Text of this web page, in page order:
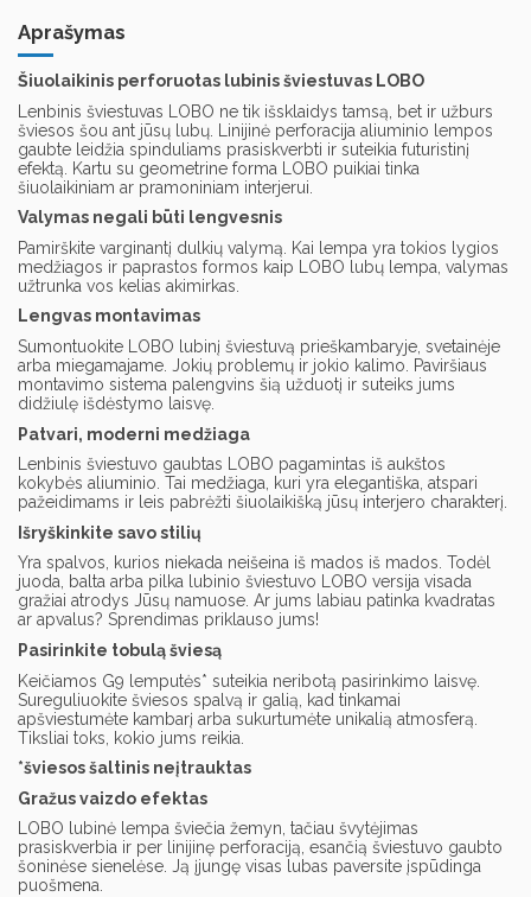
Aprašymas
Šiuolaikinis perforuotas lubinis šviestuvas LOBO
Lenbinis šviestuvas LOBO ne tik išsklaidys tamsą, bet ir užburs
šviesos šou ant jūsų lubų. Linijinė perforacija aliuminio lempos
gaubte leidžia spinduliams prasiskverbti ir suteikia futuristinį
efektą. Kartu su geometrine forma LOBO puikiai tinka
šiuolaikiniam ar pramoniniam interjerui.
Valymas negali būti lengvesnis
Pamirškite varginantį dulkių valymą. Kai lempa yra tokios lygios
medžiagos ir paprastos formos kaip LOBO lubų lempa, valymas
užtrunka vos kelias akimirkas.
Lengvas montavimas
Sumontuokite LOBO lubinį šviestuvą prieškambaryje, svetainėje
arba miegamajame. Jokių problemų ir jokio kalimo. Paviršiaus
montavimo sistema palengvins šią užduotį ir suteiks jums
didžiulę išdėstymo laisvę.
Patvari, moderni medžiaga
Lenbinis šviestuvo gaubtas LOBO pagamintas iš aukštos
kokybės aliuminio. Tai medžiaga, kuri yra elegantiška, atspari
pažeidimams ir leis pabrėžti šiuolaikišką jūsų interjero charakterį.
Išryškinkite savo stilių
Yra spalvos, kurios niekada neišeina iš mados iš mados. Todėl
juoda, balta arba pilka lubinio šviestuvo LOBO versija visada
gražiai atrodys Jūsų namuose. Ar jums labiau patinka kvadratas
ar apvalus? Sprendimas priklauso jums!
Pasirinkite tobulą šviesą
Keičiamos G9 lemputės* suteikia neribotą pasirinkimo laisvę.
Sureguliuokite šviesos spalvą ir galią, kad tinkamai
apšviestumėte kambarį arba sukurtumėte unikalią atmosferą.
Tiksliai toks, kokio jums reikia.
*šviesos šaltinis neįtrauktas
Gražus vaizdo efektas
LOBO lubinė lempa šviečia žemyn, tačiau švytėjimas
prasiskverbia ir per linijinę perforaciją, esančią šviestuvo gaubto
šoninėse sienelėse. Ją įjungę visas lubas paversite įspūdinga
puošmena.